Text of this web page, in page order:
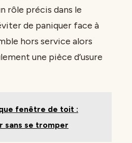
rôle précis dans le
de paniquer face à
hors service alors
une pièce d’usure
fenêtre de toit :
sans se tromper